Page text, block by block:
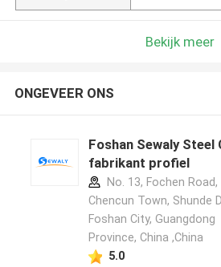
Bekijk meer
ONGEVEER ONS
Foshan Sewaly Steel
fabrikant profiel
No. 13, Fochen Road,
Chencun Town, Shunde
Foshan City, Guangdong
Province, China ,China
5.0